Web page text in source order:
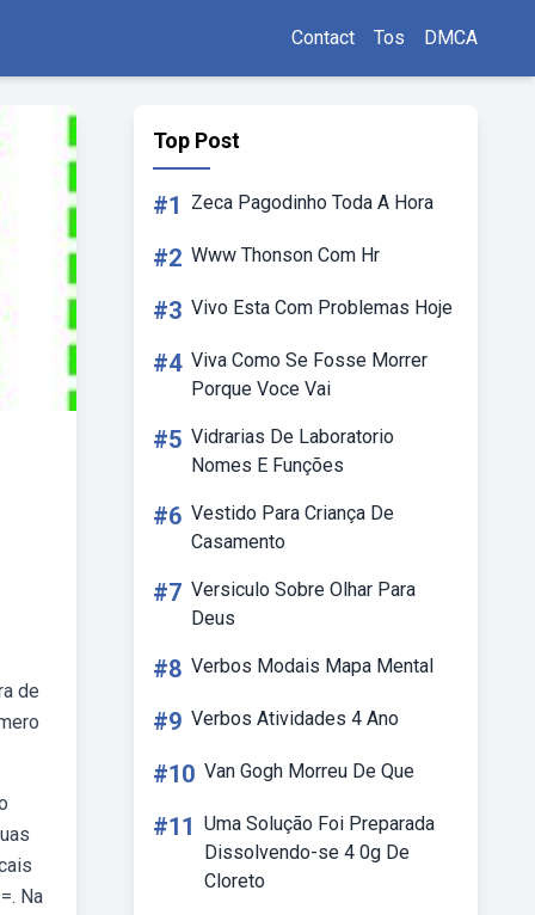
Contact Tos DMCA
de
Na
Top Post
#1 Zeca Pagodinho Toda A Hora
#2 Www Thonson Com Hr
#3 Vivo Esta Com Problemas Hoje
#4 Viva Como Se Fosse Morrer
Porque Voce Vai
#5 Vidrarias De Laboratorio
Nomes E Funções
#6 Vestido Para Criança De
Casamento
#7 Versiculo Sobre Olhar Para
Deus
#8 Verbos Modais Mapa Mental
#9 Verbos Atividades 4 Ano
#10 Van Gogh Morreu De Que
#11 Uma Solução Foi Preparada
Dissolvendo-se 4 0g De
Cloreto